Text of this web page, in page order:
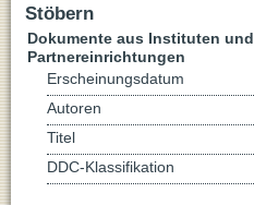
Stöbern
Dokumente aus Instituten und
Partnereinrichtungen
Erscheinungsdatum
Autoren
Titel
DDC-Klassifikation